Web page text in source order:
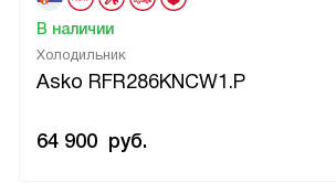
Холодильник
Asko RFR286KNCW1.P
В наличии
64 900 руб.